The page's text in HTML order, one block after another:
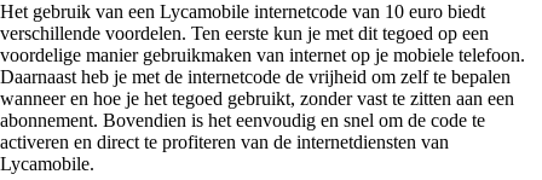
Het gebruik van een Lycamobile internetcode van 10 euro biedt
verschillende voordelen. Ten eerste kun je met dit tegoed op een
voordelige manier gebruikmaken van internet op je mobiele telefoon.
Daarnaast heb je met de internetcode de vrijheid om zelf te bepalen
wanneer en hoe je het tegoed gebruikt, zonder vast te zitten aan een
abonnement. Bovendien is het eenvoudig en snel om de code te
activeren en direct te profiteren van de internetdiensten van
Lycamobile.